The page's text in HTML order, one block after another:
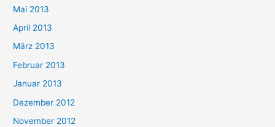
Mai 2013
April 2013
März 2013
Februar 2013
Januar 2013
Dezember 2012
November 2012